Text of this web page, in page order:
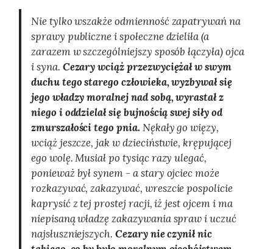
Nie tylko wszakże odmienność zapatrywań na
sprawy publiczne i społeczne dzieliła (a
zarazem w szczególniejszy sposób łączyła) ojca
i syna. Cezary wciąż przezwyciężał w swym
duchu tego starego człowieka, wyzbywał się
jego władzy moralnej nad sobą, wyrastał z
niego i oddzielał się bujnością swej siły od
zmurszałości tego pnia. Nękały go więzy,
wciąż jeszcze, jak w dzieciństwie, krępującej
ego wolę. Musiał po tysiąc razy ulegać,
ponieważ był synem - a stary ojciec może
rozkazywać, zakazywać, wreszcie pospolicie
kaprysić z tej prostej racji, iż jest ojcem i ma
niepisaną władzę zakazywania spraw i uczuć
najsłuszniejszych.Cezary nie czynił nic